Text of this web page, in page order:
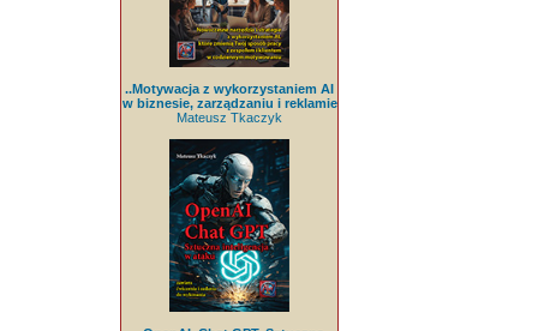
..Motywacja z wykorzystaniem AI
w biznesie, zarządzaniu i reklamie
Mateusz Tkaczyk